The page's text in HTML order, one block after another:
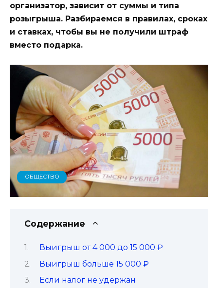
организатор, зависит от суммы и типа
розыгрыша. Разбираемся в правилах, сроках
и ставках, чтобы вы не получили штраф
вместо подарка.
ОБЩЕСТВО
Содержание
Выигрыш от 4 000 до 15 000 ₽
Выигрыш больше 15 000 ₽
Если налог не удержан